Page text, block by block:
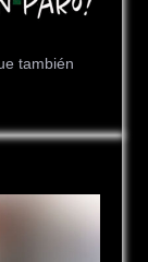
también